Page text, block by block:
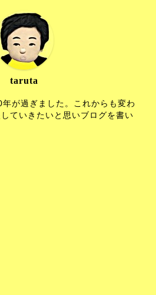
taruta
が過ぎました。これからも変わ
ていきたいと思いブログを書い